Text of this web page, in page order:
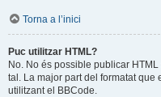
Torna a l’inici
Puc utilitzar HTML?
No. No és possible publicar
tal. La major part del formatat que
utilitzant el BBCode.